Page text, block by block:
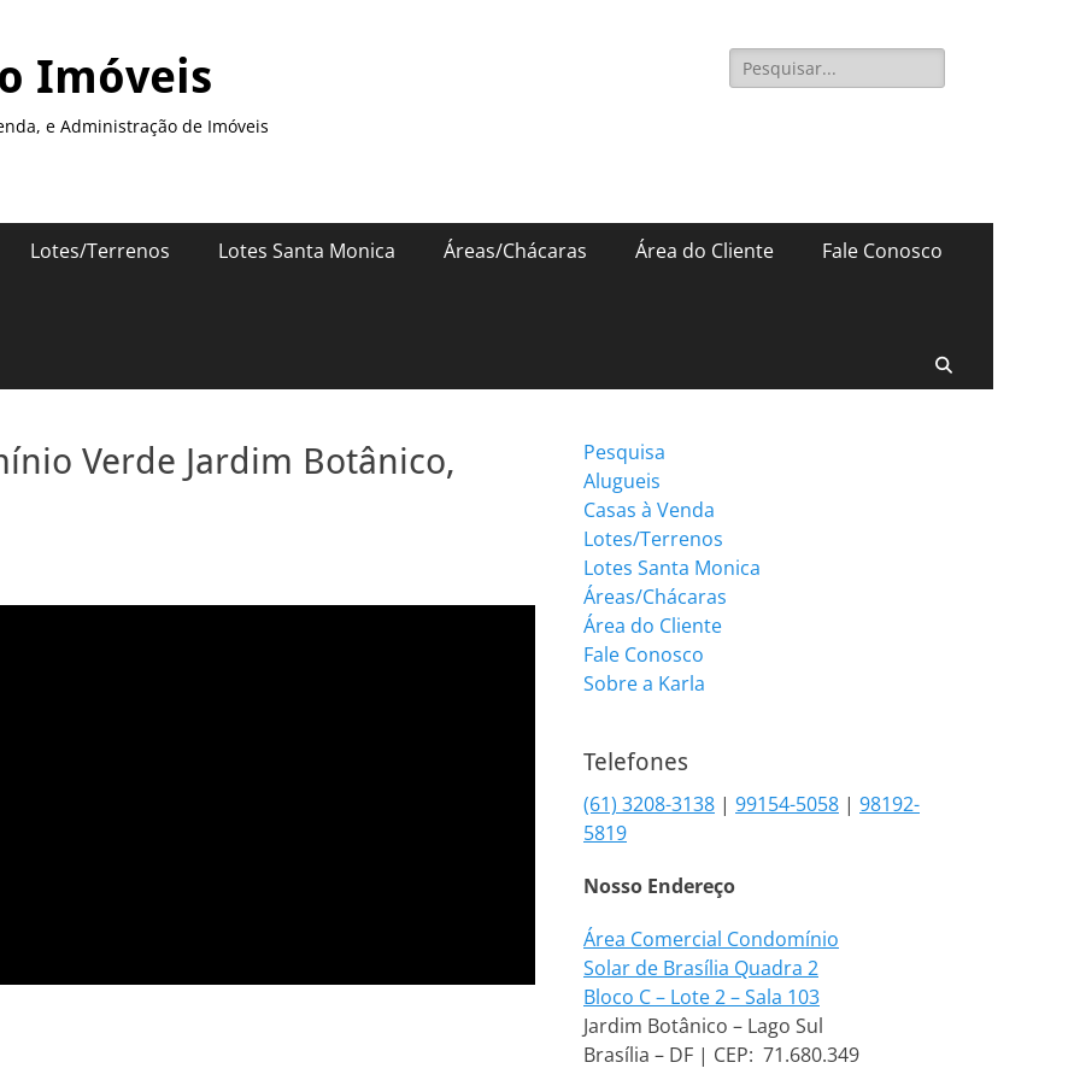
Imóveis
e Administração de Imóveis
Pesquisar
por:
Lotes/Terrenos Lotes Santa Monica Áreas/Chácaras Área do Cliente Fale Conosco
Verde Jardim Botânico,
Pesquisa
Alugueis
Casas à Venda
Lotes/Terrenos
Lotes Santa Monica
Áreas/Chácaras
Área do Cliente
Fale Conosco
Sobre a Karla
Telefones
(61) 3208-3138 | 99154-5058 | 98192-
5819
Nosso Endereço
Área Comercial Condomínio
Solar de Brasília Quadra 2
Bloco C – Lote 2 – Sala 103
Jardim Botânico – Lago Sul
Brasília – DF | CEP: 71.680.349